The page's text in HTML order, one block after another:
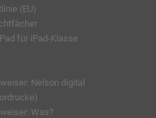
(EU)
für iPad-Klasse
Nelson digital
Was?